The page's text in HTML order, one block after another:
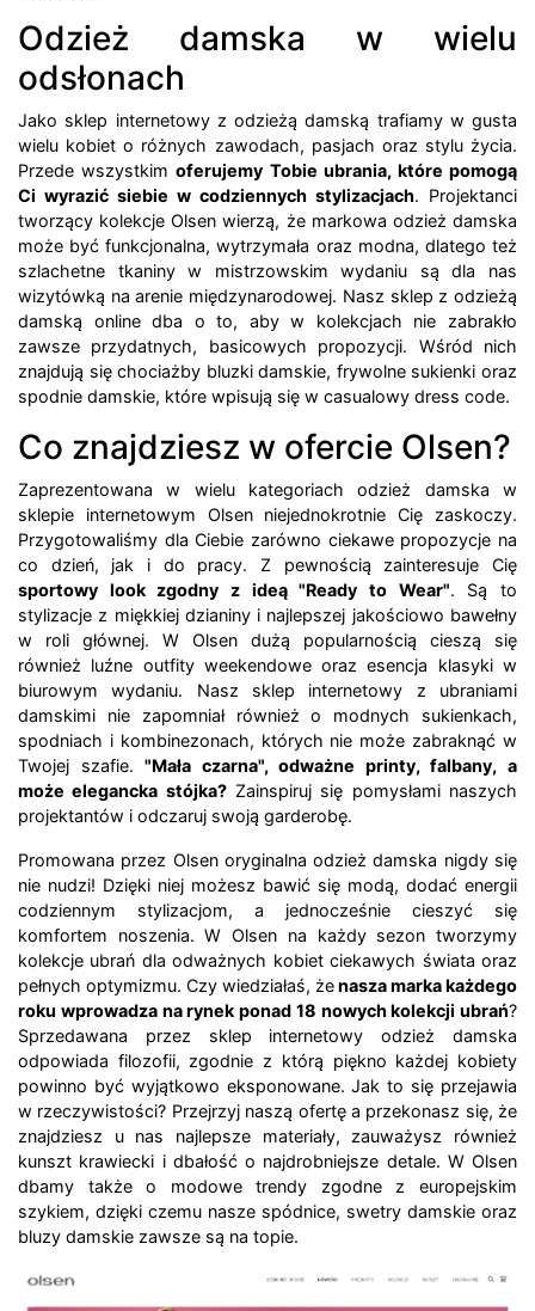
Odzież damska w wielu
odsłonach
Jako sklep internetowy z odzieżą damską trafiamy w gusta
wielu kobiet o różnych zawodach, pasjach oraz stylu życia.
Przede wszystkimoferujemy Tobie ubrania, które pomogą
Ci wyrazić siebie w codziennych stylizacjach. Projektanci
tworzący kolekcje Olsen wierzą, że markowa odzież damska
może być funkcjonalna, wytrzymała oraz modna, dlatego też
szlachetne tkaniny w mistrzowskim wydaniu są dla nas
wizytówką na arenie międzynarodowej. Nasz sklep z odzieżą
damską online dba o to, aby w kolekcjach nie zabrakło
zawsze przydatnych, basicowych propozycji. Wśród nich
znajdują się chociażby bluzki damskie, frywolne sukienki oraz
spodnie damskie, które wpisują się w casualowy dress code.
Co znajdziesz w ofercie Olsen?
Zaprezentowana w wielu kategoriach odzież damska w
sklepie internetowym Olsen niejednokrotnie Cię zaskoczy.
Przygotowaliśmy dla Ciebie zarówno ciekawe propozycje na
co dzień, jak i do pracy. Z pewnością zainteresuje Cię
sportowy look zgodny z ideą "Ready to Wear". Są to
stylizacje z miękkiej dzianiny i najlepszej jakościowo bawełny
w roli głównej. W Olsen dużą popularnością cieszą się
również luźne outfity weekendowe oraz esencja klasyki w
biurowym wydaniu. Nasz sklep internetowy z ubraniami
damskimi nie zapomniał również o modnych sukienkach,
spodniach i kombinezonach, których nie może zabraknąć w
Twojej szafie."Mała czarna", odważne printy, falbany, a
może elegancka stójka?Zainspiruj się pomysłami naszych
projektantów i odczaruj swoją garderobę.
Promowana przez Olsen oryginalna odzież damska nigdy się
nie nudzi! Dzięki niej możesz bawić się modą, dodać energii
codziennym stylizacjom, a jednocześnie cieszyć się
komfortem noszenia. W Olsen na każdy sezon tworzymy
kolekcje ubrań dla odważnych kobiet ciekawych świata oraz
pełnych optymizmu. Czy wiedziałaś, żenasza marka każdego
roku wprowadza na rynek ponad 18 nowych kolekcji ubrań?
Sprzedawana przez sklep internetowy odzież damska
odpowiada filozofii, zgodnie z którą piękno każdej kobiety
powinno być wyjątkowo eksponowane. Jak to się przejawia
w rzeczywistości? Przejrzyj naszą ofertę a przekonasz się, że
znajdziesz u nas najlepsze materiały, zauważysz również
kunszt krawiecki i dbałość o najdrobniejsze detale. W Olsen
dbamy także o modowe trendy zgodne z europejskim
szykiem, dzięki czemu nasze spódnice, swetry damskie oraz
bluzy damskie zawsze są na topie.